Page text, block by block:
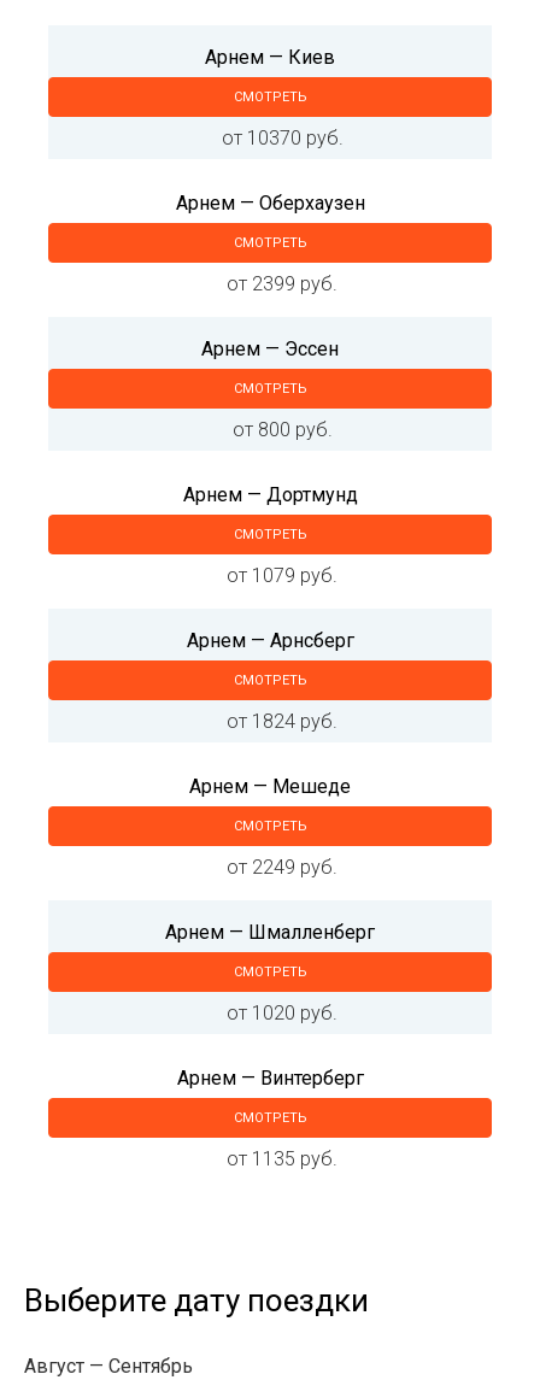
Арнем — Киев
СМОТРЕТЬ
от 10370 руб.
Арнем — Оберхаузен
СМОТРЕТЬ
от 2399 руб.
Арнем — Эссен
СМОТРЕТЬ
от 800 руб.
Арнем — Дортмунд
СМОТРЕТЬ
от 1079 руб.
Арнем — Арнсберг
СМОТРЕТЬ
от 1824 руб.
Арнем — Мешеде
СМОТРЕТЬ
от 2249 руб.
Арнем — Шмалленберг
СМОТРЕТЬ
от 1020 руб.
Арнем — Винтерберг
СМОТРЕТЬ
от 1135 руб.
Выберите дату поездки
Август Сентябрь